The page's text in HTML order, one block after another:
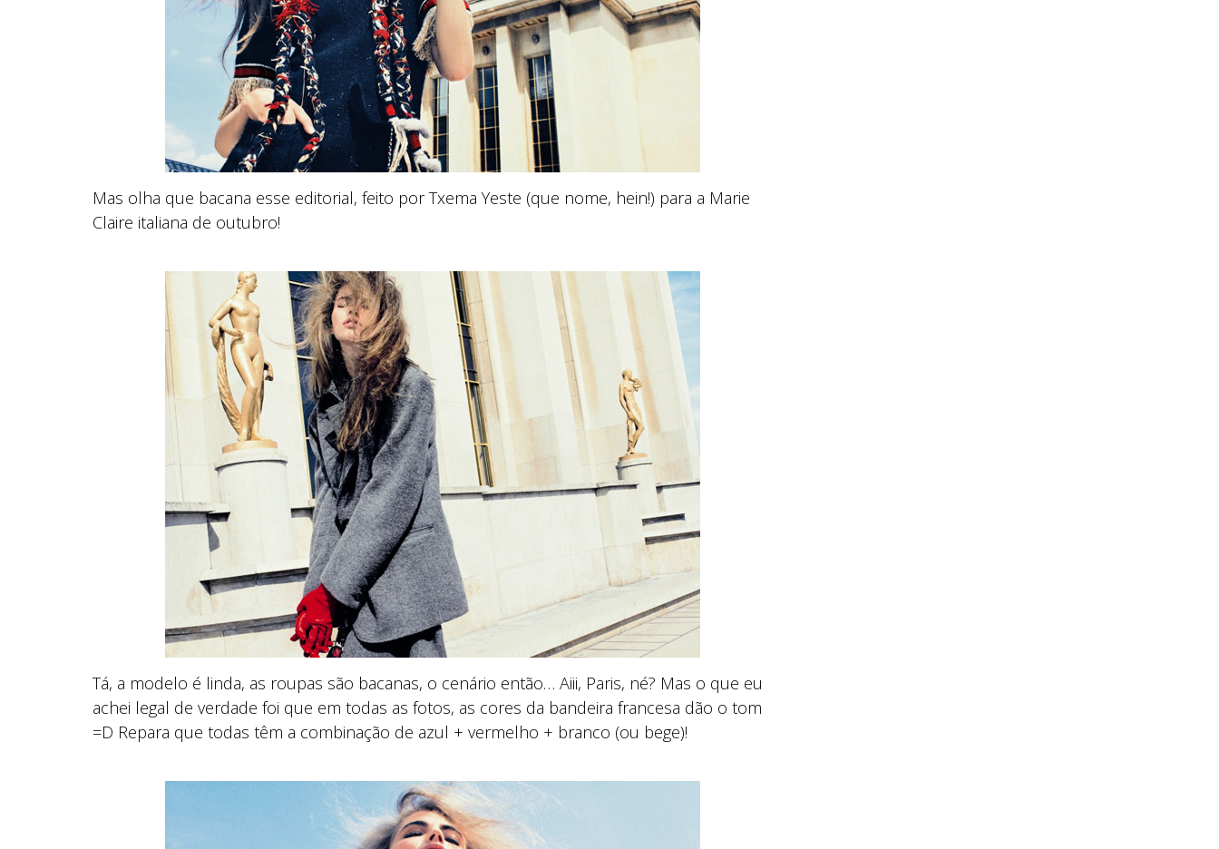
Mas olha que bacana esse editorial, feito por Txema Yeste (que nome, hein!) para a Marie
Claire italiana de outubro!
Tá, a modelo é linda, as roupas são bacanas, o cenário então… Aiii, Paris, né? Mas o que eu
achei legal de verdade foi que em todas as fotos, as cores da bandeira francesa dão o tom
=D Repara que todas têm a combinação de azul + vermelho + branco (ou bege)!